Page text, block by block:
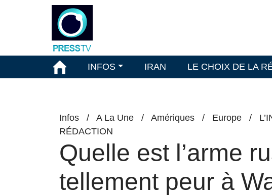
INFOS IRAN LE CHOIX DE LA
Infos / A La Une / Amériques / Europe /
RÉDACTION
Quelle est l’arme
tellement peur à